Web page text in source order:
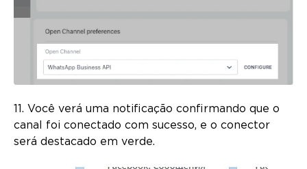
11. Você verá uma notificação confirmando que o
canal foi conectado com sucesso, e o conector
será destacado em verde.